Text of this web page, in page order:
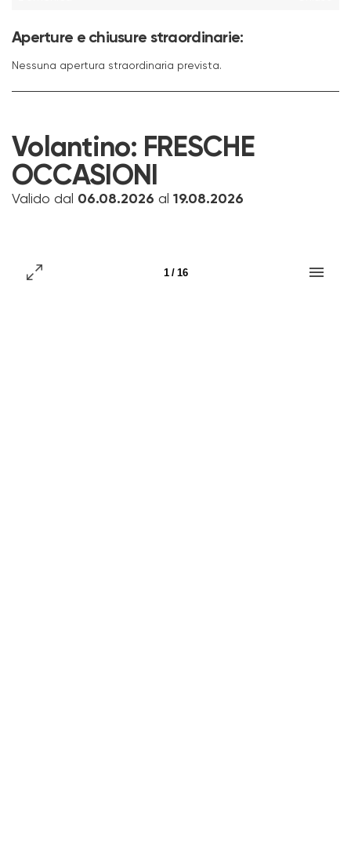
Aperture e chiusure straordinarie:
Nessuna apertura straordinaria prevista.
Volantino: FRESCHE
OCCASIONI
Valido dal 06.08.2026 al 19.08.2026